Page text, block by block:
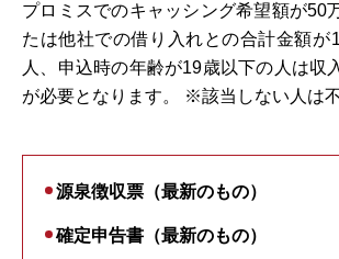
プロミスでのキャッシング希望額が50
たは他社での借り入れとの合計金額が
人、申込時の年齢が19歳以下の人は収
が必要となります。 ※該当しない人は
源泉徴収票（最新のもの）
確定申告書（最新のもの）